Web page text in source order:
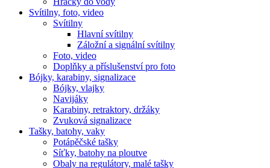
Svítilny, foto, video
Svítilny
Hlavní svítilny
Záložní a signální svítilny
Foto, video
Doplňky a příslušenství pro foto
Bójky, karabiny, signalizace
Bójky, vlajky
Navijáky
Karabiny, retraktory, držáky
Zvuková signalizace
Tašky, batohy, vaky
Potápěčské tašky
Síťky, batohy na ploutve
Obaly na regulátory, malé tašky